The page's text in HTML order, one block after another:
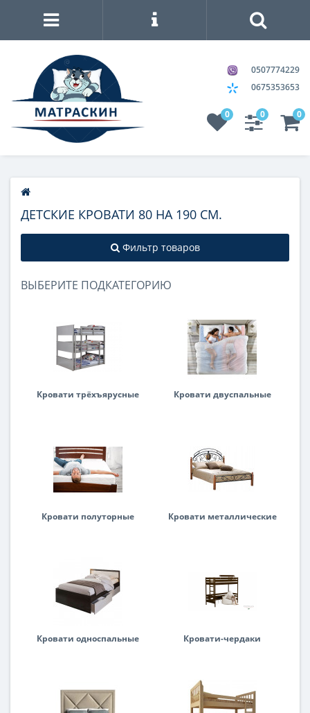
0507774229
0675353653
0 0 0
ДЕТСКИЕ КРОВАТИ 80 НА 190 СМ.
Фильтр товаров
ВЫБЕРИТЕ ПОДКАТЕГОРИЮ
Кровати трёхъярусные Кровати двуспальные
Кровати полуторные Кровати металлические
Кровати односпальные Кровати-чердаки